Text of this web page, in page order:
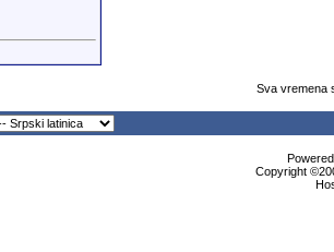
Sva vremena
Copyright